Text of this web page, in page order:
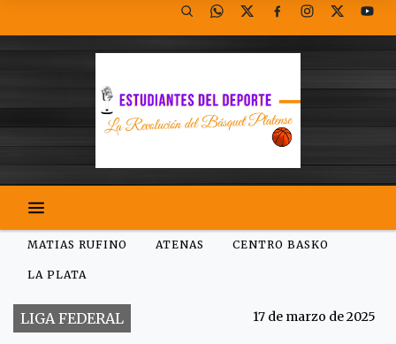
MATIAS RUFINO ATENAS CENTRO BASKO
LA PLATA
LIGA FEDERAL 17 de marzo de 2025